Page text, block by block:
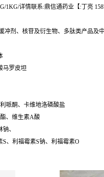
1KG/详情联系:鼎信通药业【:丁亮
冲剂、核苷及衍生物、多肽类产品及
马罗皮坦
哌酮、卡维地洛磷酸盐
、维生素A酸
、
、利福霉素S钠、利福霉素O